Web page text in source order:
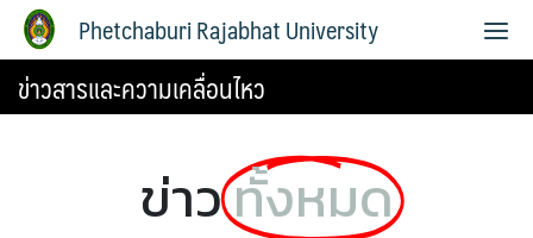
Phetchaburi Rajabhat University
ข่าวสารและความเคลื่อนไหว
ข่าวทั้งหมด